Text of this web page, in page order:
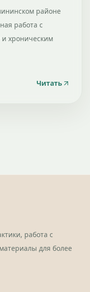
районе
работа с
хроническим
Читать
работа с
для более